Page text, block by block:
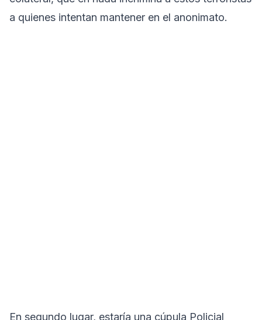
a quienes intentan mantener en el anonimato.
En segundo lugar, estaría una cúpula Policial